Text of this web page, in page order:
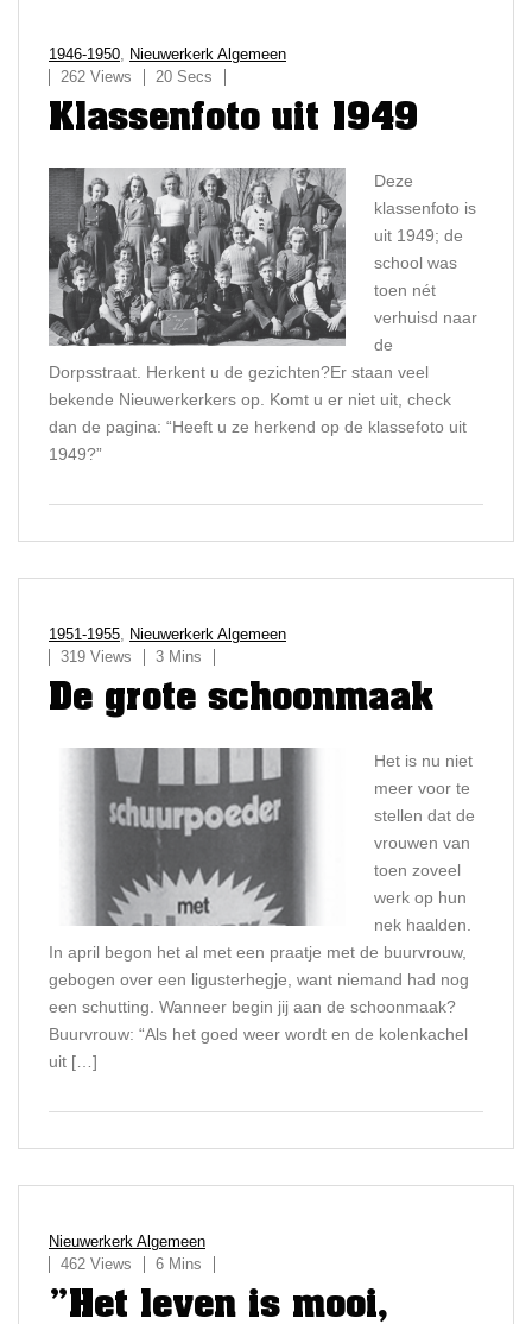
1946-1950 Nieuwerkerk Algemeen
262 Views
20 Secs
Klassenfoto uit 1949
Deze
klassenfoto is
uit 1949; de
school was
toen nét
verhuisd naar
de
Dorpsstraat. Herkent u de gezichten?Er staan veel
bekende Nieuwerkerkers op. Komt u er niet uit, check
dan de pagina: “Heeft u ze herkend op de klassefoto uit
1949?”
1951-1955 Nieuwerkerk Algemeen
319 Views
3 Mins
De grote schoonmaak
Het is nu niet
meer voor te
stellen dat de
vrouwen van
toen zoveel
werk op hun
nek haalden.
In april begon het al met een praatje met de buurvrouw,
gebogen over een ligusterhegje, want niemand had nog
een schutting. Wanneer begin jij aan de schoonmaak?
Buurvrouw: “Als het goed weer wordt en de kolenkachel
uit […]
Nieuwerkerk Algemeen
462 Views
6 Mins
”Het leven is mooi,